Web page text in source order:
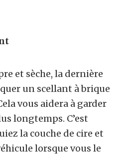
et sèche, la dernière
un scellant à brique
vous aidera à garder
longtemps. C’est
la couche de cire et
lorsque vous le